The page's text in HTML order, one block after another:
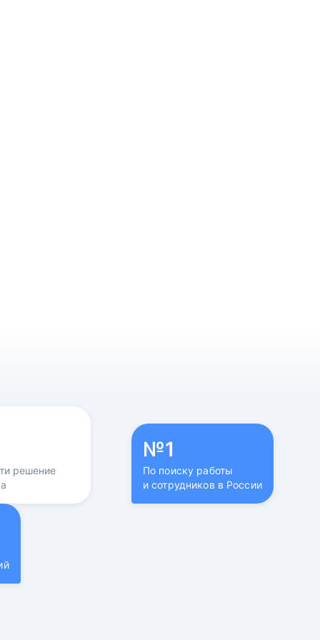
решение
№1
По поиску работы
и сотрудников в России